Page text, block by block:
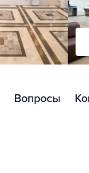
Вопросы